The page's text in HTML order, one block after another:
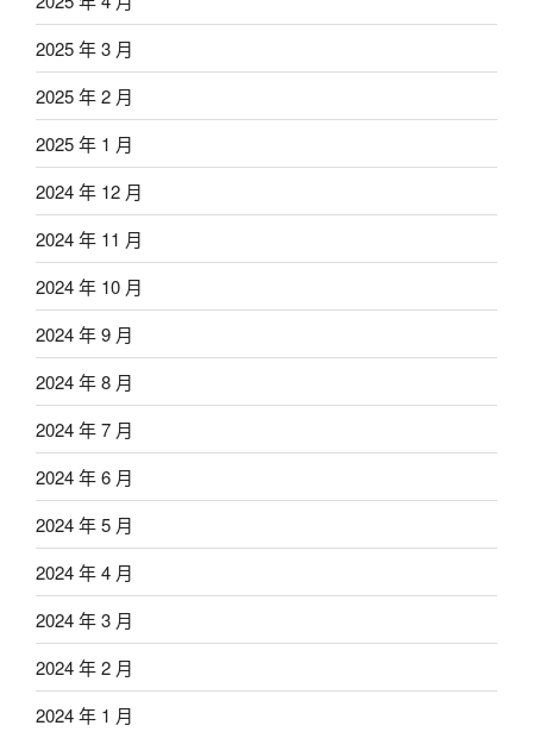
2025 年 3 月
2025 年 2 月
2025 年 1 月
2024 年 12 月
2024 年 11 月
2024 年 10 月
2024 年 9 月
2024 年 8 月
2024 年 7 月
2024 年 6 月
2024 年 5 月
2024 年 4 月
2024 年 3 月
2024 年 2 月
2024 年 1 月